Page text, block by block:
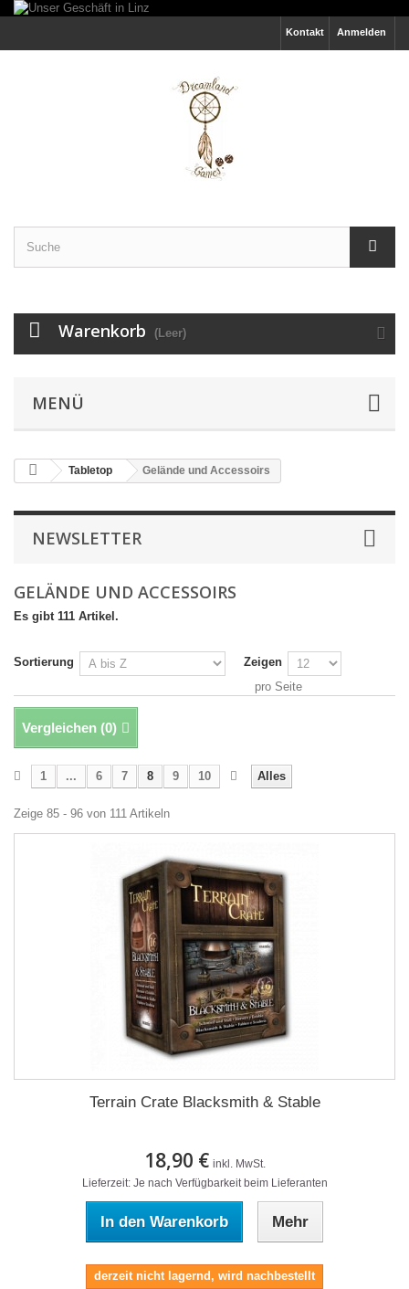
Anmelden
Kontakt
Warenkorb (Leer)
MENÜ
Tabletop Gelände und Accessoirs
NEWSLETTER
GELÄNDE UND ACCESSOIRS
Es gibt 111 Artikel.
Sortierung
Zeigen
pro Seite
Vergleichen (0)
Alles
1 ... 6 7 8 9 10
Zeige 85 - 96 von 111 Artikeln
Terrain Crate Blacksmith & Stable
18,90 € inkl. MwSt.
Lieferzeit: Je nach Verfügbarkeit beim Lieferanten
In den Warenkorb Mehr
derzeit nicht lagernd, wird nachbestellt